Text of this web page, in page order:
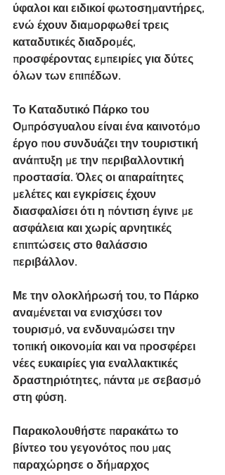
ύφαλοι και ειδικοί φωτοσημαντήρες,
ενώ έχουν διαμορφωθεί τρεις
καταδυτικές διαδρομές,
προσφέροντας εμπειρίες για δύτες
όλων των επιπέδων.
Το Καταδυτικό Πάρκο του
Ομπρόσγυαλου είναι ένα καινοτόμο
έργο που συνδυάζει την τουριστική
ανάπτυξη με την περιβαλλοντική
προστασία. Όλες οι απαραίτητες
μελέτες και εγκρίσεις έχουν
διασφαλίσει ότι η πόντιση έγινε με
ασφάλεια και χωρίς αρνητικές
επιπτώσεις στο θαλάσσιο
περιβάλλον.
Με την ολοκλήρωσή του, το Πάρκο
αναμένεται να ενισχύσει τον
τουρισμό, να ενδυναμώσει την
τοπική οικονομία και να προσφέρει
νέες ευκαιρίες για εναλλακτικές
δραστηριότητες, πάντα με σεβασμό
στη φύση.
Παρακολουθήστε παρακάτω το
βίντεο του γεγονότος που μας
παραχώρησε ο δήμαρχος